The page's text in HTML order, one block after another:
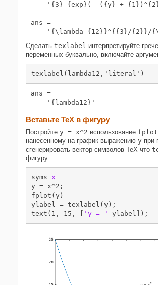
'{3} {exp}(- ({y} +
ans =
Сделать texlabel интерпретируйте
переменных буквально, включайте
texlabel(lambda12,'literal')
ans =
    '{lambda12}'
Вставьте TeX в фигуру
Постройте y = x^2 использование fplot
нанесенному на график выражению y при
сгенерировать вектор символов TeX что
фигуру.
syms x
y = x^2;
fplot(y)
ylabel = texlabel(y);
text(1, 15, [
'y = ' ylabel]);